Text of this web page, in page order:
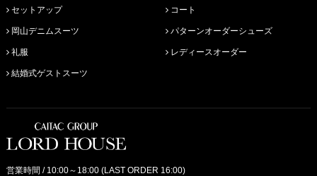
セットアップ
岡山デニムスーツ
礼服
結婚式ゲストスーツ
コート
パターンオーダーシューズ
レディースオーダー
営業時間 / 10:00～18:00 (LAST ORDER 16:00)